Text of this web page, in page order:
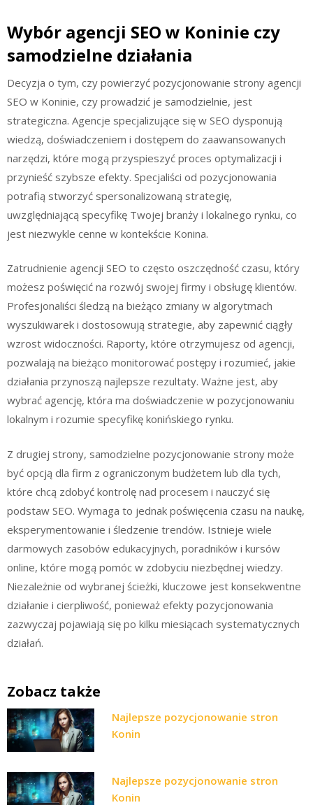
Wybór agencji SEO w Koninie czy
samodzielne działania
Decyzja o tym, czy powierzyć pozycjonowanie strony agencji
SEO w Koninie, czy prowadzić je samodzielnie, jest
strategiczna. Agencje specjalizujące się w SEO dysponują
wiedzą, doświadczeniem i dostępem do zaawansowanych
narzędzi, które mogą przyspieszyć proces optymalizacji i
przynieść szybsze efekty. Specjaliści od pozycjonowania
potrafią stworzyć spersonalizowaną strategię,
uwzględniającą specyfikę Twojej branży i lokalnego rynku, co
jest niezwykle cenne w kontekście Konina.
Zatrudnienie agencji SEO to często oszczędność czasu, który
możesz poświęcić na rozwój swojej firmy i obsługę klientów.
Profesjonaliści śledzą na bieżąco zmiany w algorytmach
wyszukiwarek i dostosowują strategie, aby zapewnić ciągły
wzrost widoczności. Raporty, które otrzymujesz od agencji,
pozwalają na bieżąco monitorować postępy i rozumieć, jakie
działania przynoszą najlepsze rezultaty. Ważne jest, aby
wybrać agencję, która ma doświadczenie w pozycjonowaniu
lokalnym i rozumie specyfikę konińskiego rynku.
Z drugiej strony, samodzielne pozycjonowanie strony może
być opcją dla firm z ograniczonym budżetem lub dla tych,
które chcą zdobyć kontrolę nad procesem i nauczyć się
podstaw SEO. Wymaga to jednak poświęcenia czasu na naukę,
eksperymentowanie i śledzenie trendów. Istnieje wiele
darmowych zasobów edukacyjnych, poradników i kursów
online, które mogą pomóc w zdobyciu niezbędnej wiedzy.
Niezależnie od wybranej ścieżki, kluczowe jest konsekwentne
działanie i cierpliwość, ponieważ efekty pozycjonowania
zazwyczaj pojawiają się po kilku miesiącach systematycznych
działań.
Zobacz także
Najlepsze pozycjonowanie stron
Konin
Najlepsze pozycjonowanie stron
Konin